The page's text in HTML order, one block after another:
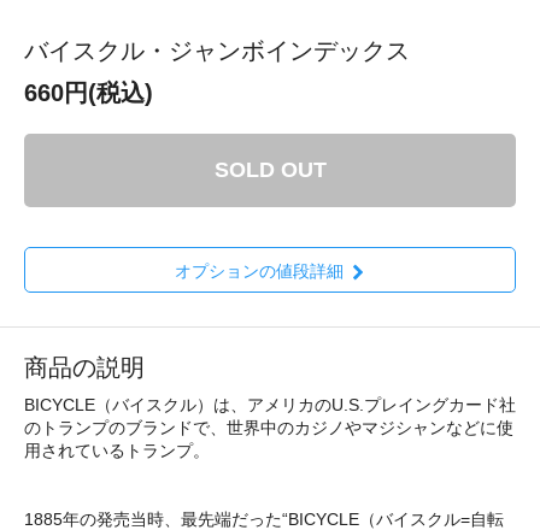
バイスクル・ジャンボインデックス
660円(税込)
SOLD OUT
オプションの値段詳細
商品の説明
BICYCLE（バイスクル）は、アメリカのU.S.プレイングカード社
のトランプのブランドで、世界中のカジノやマジシャンなどに使
用されているトランプ。
1885年の発売当時、最先端だった“BICYCLE（バイスクル=自転